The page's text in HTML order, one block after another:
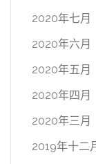
2020年七月
2020年六月
2020年五月
2020年四月
2020年三月
2019年十二